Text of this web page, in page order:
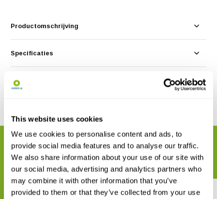
This website uses cookies
We use cookies to personalise content and ads, to
provide social media features and to analyse our traffic.
We also share information about your use of our site with
our social media, advertising and analytics partners who
may combine it with other information that you’ve
provided to them or that they’ve collected from your use
Productomschrijving
Specificaties
Reviews
GERELATEERDE PRODUCTEN
Maak uw bestelling compleet